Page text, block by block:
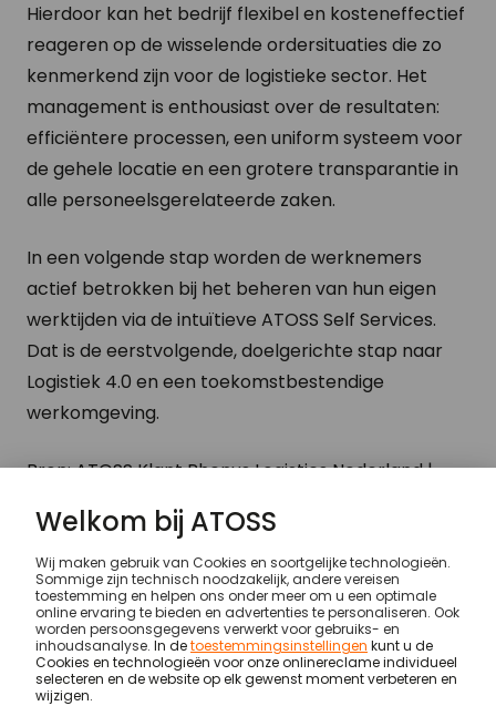
Hierdoor kan het bedrijf flexibel en kosteneffectief
reageren op de wisselende ordersituaties die zo
kenmerkend zijn voor de logistieke sector. Het
management is enthousiast over de resultaten:
efficiëntere processen, een uniform systeem voor
de gehele locatie en een grotere transparantie in
alle personeelsgerelateerde zaken.
In een volgende stap worden de werknemers
actief betrokken bij het beheren van hun eigen
werktijden via de intuïtieve ATOSS Self Services.
Dat is de eerstvolgende, doelgerichte stap naar
Logistiek 4.0 en een toekomstbestendige
werkomgeving.
Bron: ATOSS Klant Rhenus Logistics Nederland |
Klanten Rhenus Contract Logistics